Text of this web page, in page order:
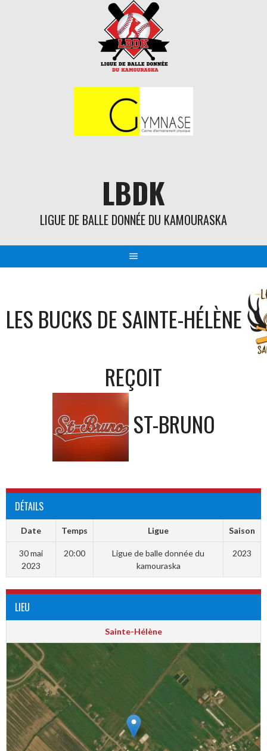
LBDK
LIGUE DE BALLE DONNÉE DU KAMOURASKA
LES BUCKS DE SAINTE-HÉLÈNE
REÇOIT
ST-BRUNO
DÉTAILS
Date Temps Ligue Saison
30 mai
2023
20:00
Ligue de balle donnée du
kamouraska
2023
LIEU
Sainte-Hélène